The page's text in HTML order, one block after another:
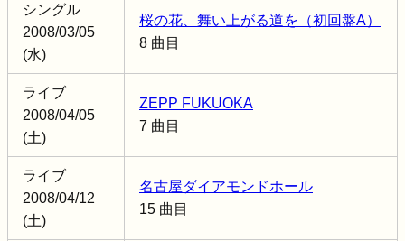
シングル
2008/03/05
(水)
桜の花、舞い上がる道を（初回盤A）
8 曲目
ライブ
2008/04/05
(土)
ZEPP FUKUOKA
7 曲目
ライブ
2008/04/12
(土)
名古屋ダイアモンドホール
15 曲目